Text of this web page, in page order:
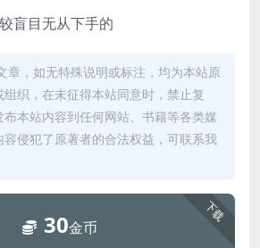
盲目无从下手的
章，如无特殊说明或标注，均为本站原
织，在未征得本站同意时，禁止复
本站内容到任何网站、书籍等各类媒
侵犯了原著者的合法权益，可联系我
下载
30金币